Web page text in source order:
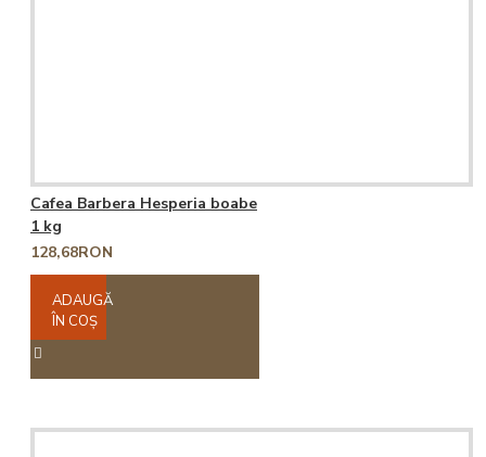
Cafea Barbera Hesperia boabe
1 kg
128,68RON
ADAUGĂ
ÎN COŞ